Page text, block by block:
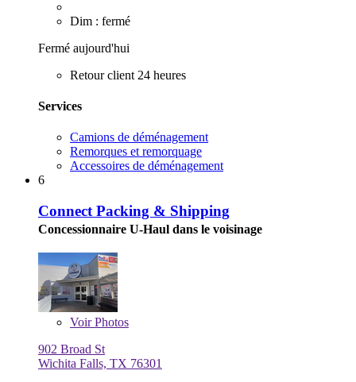
Dim : fermé
Fermé aujourd'hui
Retour client 24 heures
Services
Camions de déménagement
Remorques et remorquage
Accessoires de déménagement
6
Connect Packing & Shipping
Concessionnaire U-Haul dans le voisinage
VoirPhotos
902 Broad St
Wichita Falls, TX 76301